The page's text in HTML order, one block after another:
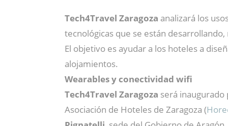
Tech4Travel Zaragoza analizará los
tecnológicas que se están
El objetivo es ayudar a los hoteles a
alojamientos.
Wearables y conectividad wifi
Tech4Travel Zaragoza será
Asociación de Hoteles de Zaragoza (